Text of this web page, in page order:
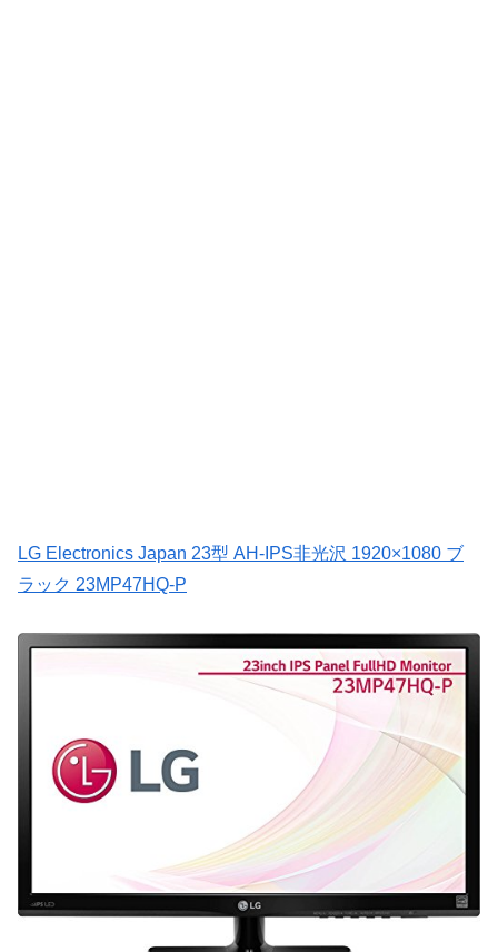
LG Electronics Japan 23型 AH-IPS非光沢 1920×1080 ブ
ラック 23MP47HQ-P